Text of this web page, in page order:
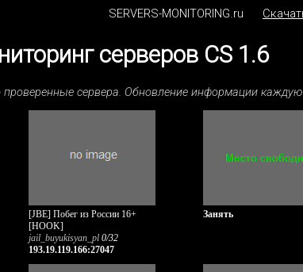
SERVERS-MONITORING.ru
серверов CS 1.6
проверенные сервера. Обновление информации
[JBE] Побег из России 16+
[HOOK]
jail_buyukisyan_pl 0/32
193.19.119.166:27047
Занять